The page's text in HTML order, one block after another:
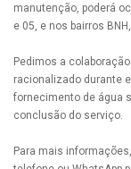
manutenção, poderá
e 05, e nos bairros
Pedimos a
racionalizado durante
fornecimento de água
conclusão do serviço.
Para mais